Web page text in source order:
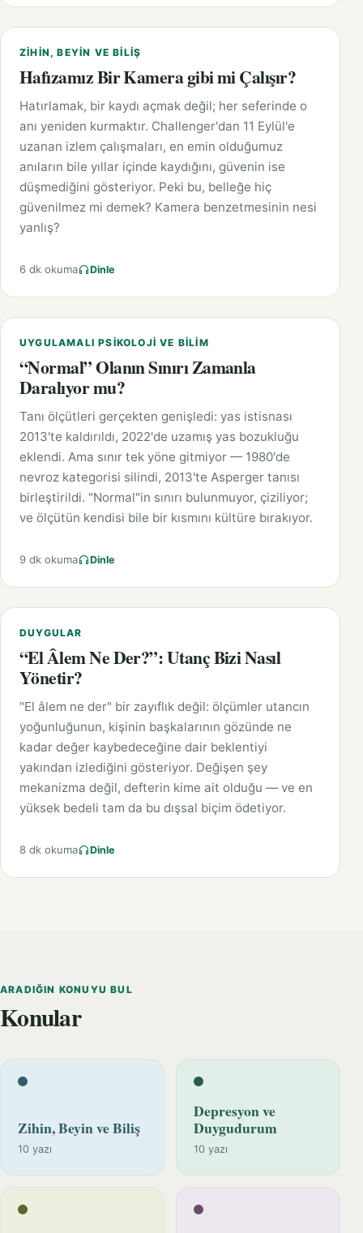
ZIHIN, BEYIN VE BILIŞ
Hafızamız Bir Kamera gibi mi Çalışır?
Hatırlamak, bir kaydı açmak değil; her seferinde o
anı yeniden kurmaktır. Challenger'dan 11 Eylül'e
uzanan izlem çalışmaları, en emin olduğumuz
anıların bile yıllar içinde kaydığını, güvenin ise
düşmediğini gösteriyor. Peki bu, belleğe hiç
güvenilmez mi demek? Kamera benzetmesinin nesi
yanlış?
6 dk okuma Dinle
UYGULAMALI PSIKOLOJI VE BILIM
“Normal” Olanın Sınırı Zamanla
Daralıyor mu?
Tanı ölçütleri gerçekten genişledi: yas istisnası
2013'te kaldırıldı, 2022'de uzamış yas bozukluğu
eklendi. Ama sınır tek yöne gitmiyor — 1980'de
nevroz kategorisi silindi, 2013'te Asperger tanısı
birleştirildi. "Normal"in sınırı bulunmuyor, çiziliyor;
ve ölçütün kendisi bile bir kısmını kültüre bırakıyor.
9 dk okuma Dinle
DUYGULAR
“El Âlem Ne Der?”: Utanç Bizi Nasıl
Yönetir?
"El âlem ne der" bir zayıflık değil: ölçümler utancın
yoğunluğunun, kişinin başkalarının gözünde ne
kadar değer kaybedeceğine dair beklentiyi
yakından izlediğini gösteriyor. Değişen şey
mekanizma değil, defterin kime ait olduğu — ve en
yüksek bedeli tam da bu dışsal biçim ödetiyor.
8 dk okuma Dinle
ARADIĞIN KONUYU BUL
Konular
Zihin, Beyin ve Biliş
10 yazı
Depresyon ve
Duygudurum
10 yazı